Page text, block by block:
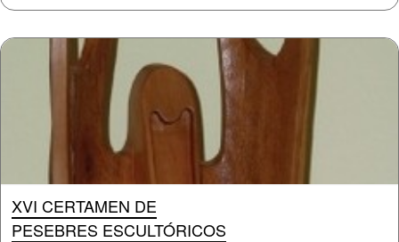
XVI CERTAMEN DE
PESEBRES ESCULTÓRICOS